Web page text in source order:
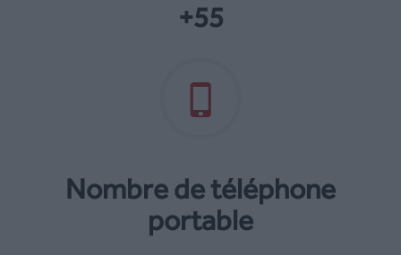
+55
Nombre de téléphone
portable